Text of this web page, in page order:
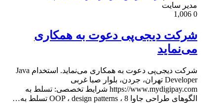
مدير سايت
0
شرکت دیجی‌پی دعوت به همکاری
می‌نماید
شرکت دیجی‌پی دعوت به همکاری می‌نماید. استخدام Java
Developer تهران، جردن، بلوار صبا غربی
https://www.mydigipay.com شرایط تخصصی: تسلط به
الگوهای طراحی جاوا 8 ، OOP ، design patterns تسلط به…